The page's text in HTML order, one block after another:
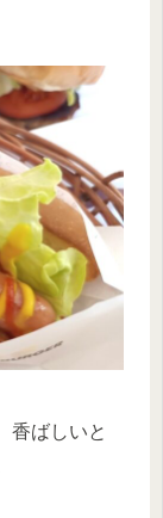
香ばしいと